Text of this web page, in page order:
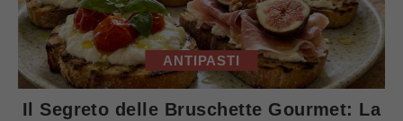
ANTIPASTI
Il Segreto delle Bruschette Gourmet: La